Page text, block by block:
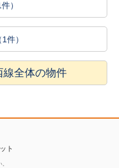
件）
1件）
線全体の物件
ト